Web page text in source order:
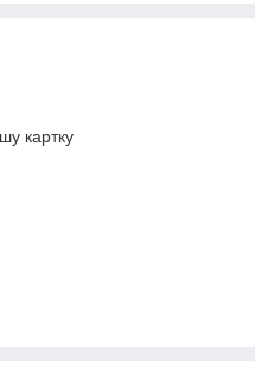
картку